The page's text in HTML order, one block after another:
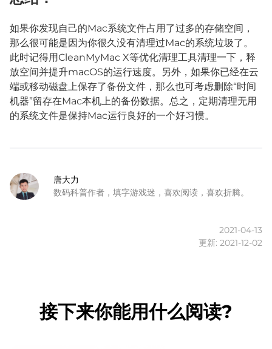
如果你发现自己的Mac系统文件占用了过多的存储空间，
那么很可能是因为你很久没有清理过Mac的系统垃圾了。
此时记得用CleanMyMac X等优化清理工具清理一下，释
放空间并提升macOS的运行速度。另外，如果你已经在云
端或移动磁盘上保存了备份文件，那么也可考虑删除“时间
机器”留存在Mac本机上的备份数据。总之，定期清理无用
的系统文件是保持Mac运行良好的一个好习惯。
唐大力
数码科普作者，填字游戏迷，喜欢阅读，喜欢折腾。
2021-04-13
更新: 2021-12-02
接下来你能用什么阅读?